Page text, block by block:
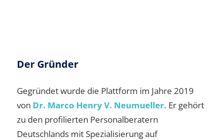
Der Gründer
Gegründet wurde die Plattform im Jahre 2019
von Dr. Marco Henry V. Neumueller. Er gehört
zu den profilierten Personalberatern
Deutschlands mit Spezialisierung auf